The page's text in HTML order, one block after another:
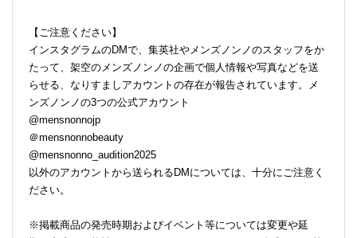
【ご注意ください】
インスタグラムのDMで、集英社やメンズノンノのスタッフをか
たって、架空のメンズノンノの企画で個人情報や写真などを送
らせる、なりすましアカウントの存在が報告されています。メ
ンズノンノの3つの公式アカウント
@mensnonnojp
＠mensnonnobeauty
@mensnonno_audition2025
以外のアカウントから送られるDMについては、十分にご注意く
ださい。
※掲載商品の発売時期およびイベント等については変更や延